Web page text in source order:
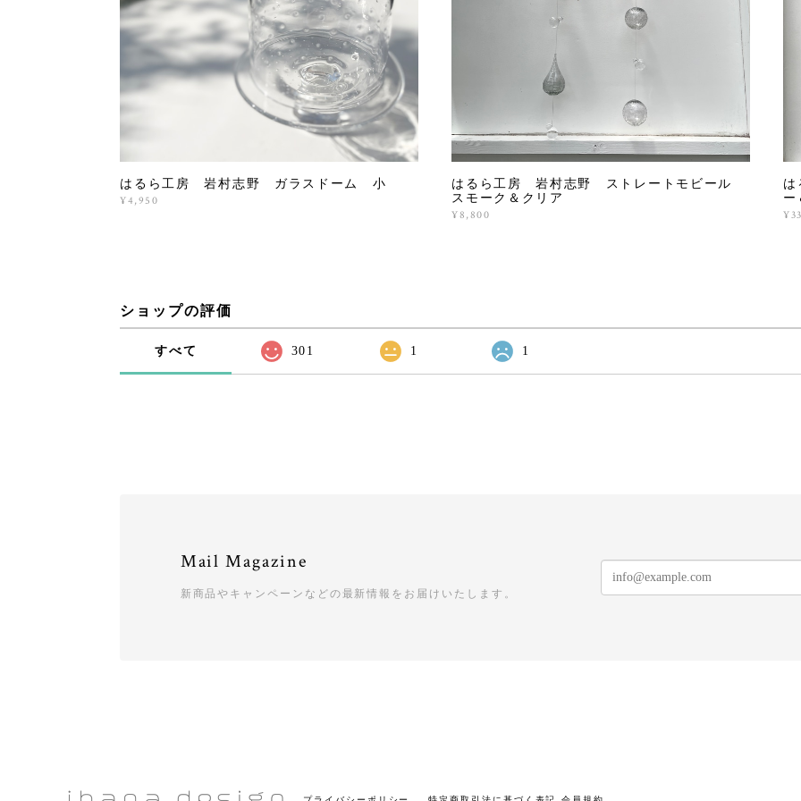
はるら工房 岩村志野 ガラスドーム 小
¥4,950
はるら工房 岩村志野 ストレートモビール
スモーク＆クリア
¥8,800
ー
ショップの評価
すべて 301 1 1
Mail Magazine
新商品やキャンペーンなどの最新情報をお届けいたします。